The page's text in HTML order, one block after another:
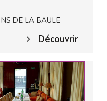
DE LA BAULE
Découvrir